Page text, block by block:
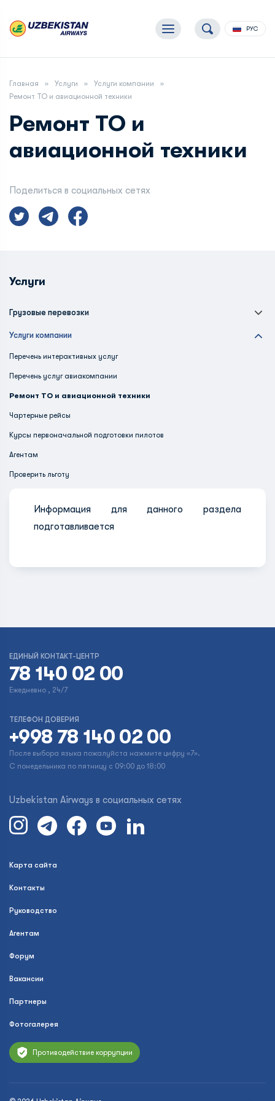
РУС
Главная Услуги
Услуги компании
Ремонт ТО и авиационной техники
Ремонт ТО и
авиационной техники
Поделиться в социальных сетях
Услуги
Грузовые перевозки
Услуги компании
Перечень интерактивных услуг
Перечень услуг авиакомпании
Ремонт ТО и авиационной техники
Чартерные рейсы
Курсы первоначальной подготовки пилотов
Агентам
Проверить льготу
Информация для данного раздела
подготавливается
ЕДИНЫЙ КОНТАКТ-ЦЕНТР
78 140 02 00
Ежедневно , 24/7
ТЕЛЕФОН ДОВЕРИЯ
+998 78 140 02 00
После выбора языка пожалуйста нажмите цифру «7».
С понедельника по пятницу с 09:00 до 18:00
Uzbekistan Airways в социальных сетях
Карта сайта
Контакты
Руководство
Агентам
Форум
Вакансии
Партнеры
Фотогалерея
Противодействие коррупции